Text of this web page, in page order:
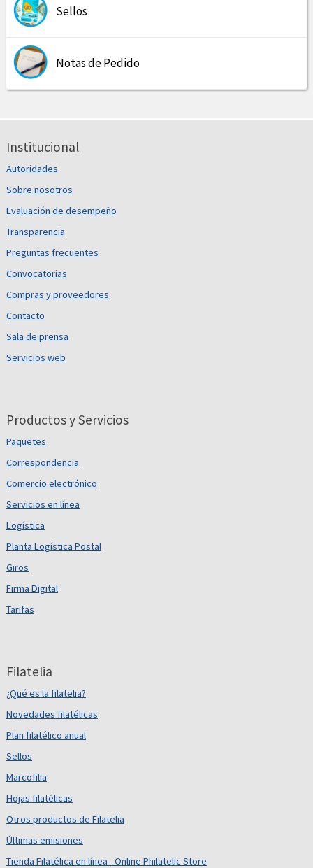
Sellos
Notas de Pedido
Institucional
Autoridades
Sobre nosotros
Evaluación de desempeño
Transparencia
Preguntas frecuentes
Convocatorias
Compras y proveedores
Contacto
Sala de prensa
Servicios web
Productos y Servicios
Paquetes
Correspondencia
Comercio electrónico
Servicios en línea
Logística
Planta Logística Postal
Giros
Firma Digital
Tarifas
Filatelia
¿Qué es la filatelia?
Novedades filatélicas
Plan filatélico anual
Sellos
Marcofilia
Hojas filatélicas
Otros productos de Filatelia
Últimas emisiones
Tienda Filatélica en línea - Online Philatelic Store